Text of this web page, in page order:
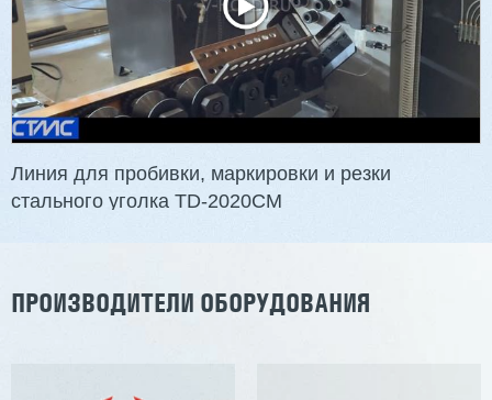
2 832 000 ₽
Артикул: 2497
Длина заготовки: 400-1500 мм
Макс. ширина заготовки: 580 мм
Станок проходного типа
Узлы: 4 пилы, 2 фрезы
Линия для пробивки, маркировки и резки
стального уголка TD-2020CM
ПРОИЗВОДИТЕЛИ ОБОРУДОВАНИЯ